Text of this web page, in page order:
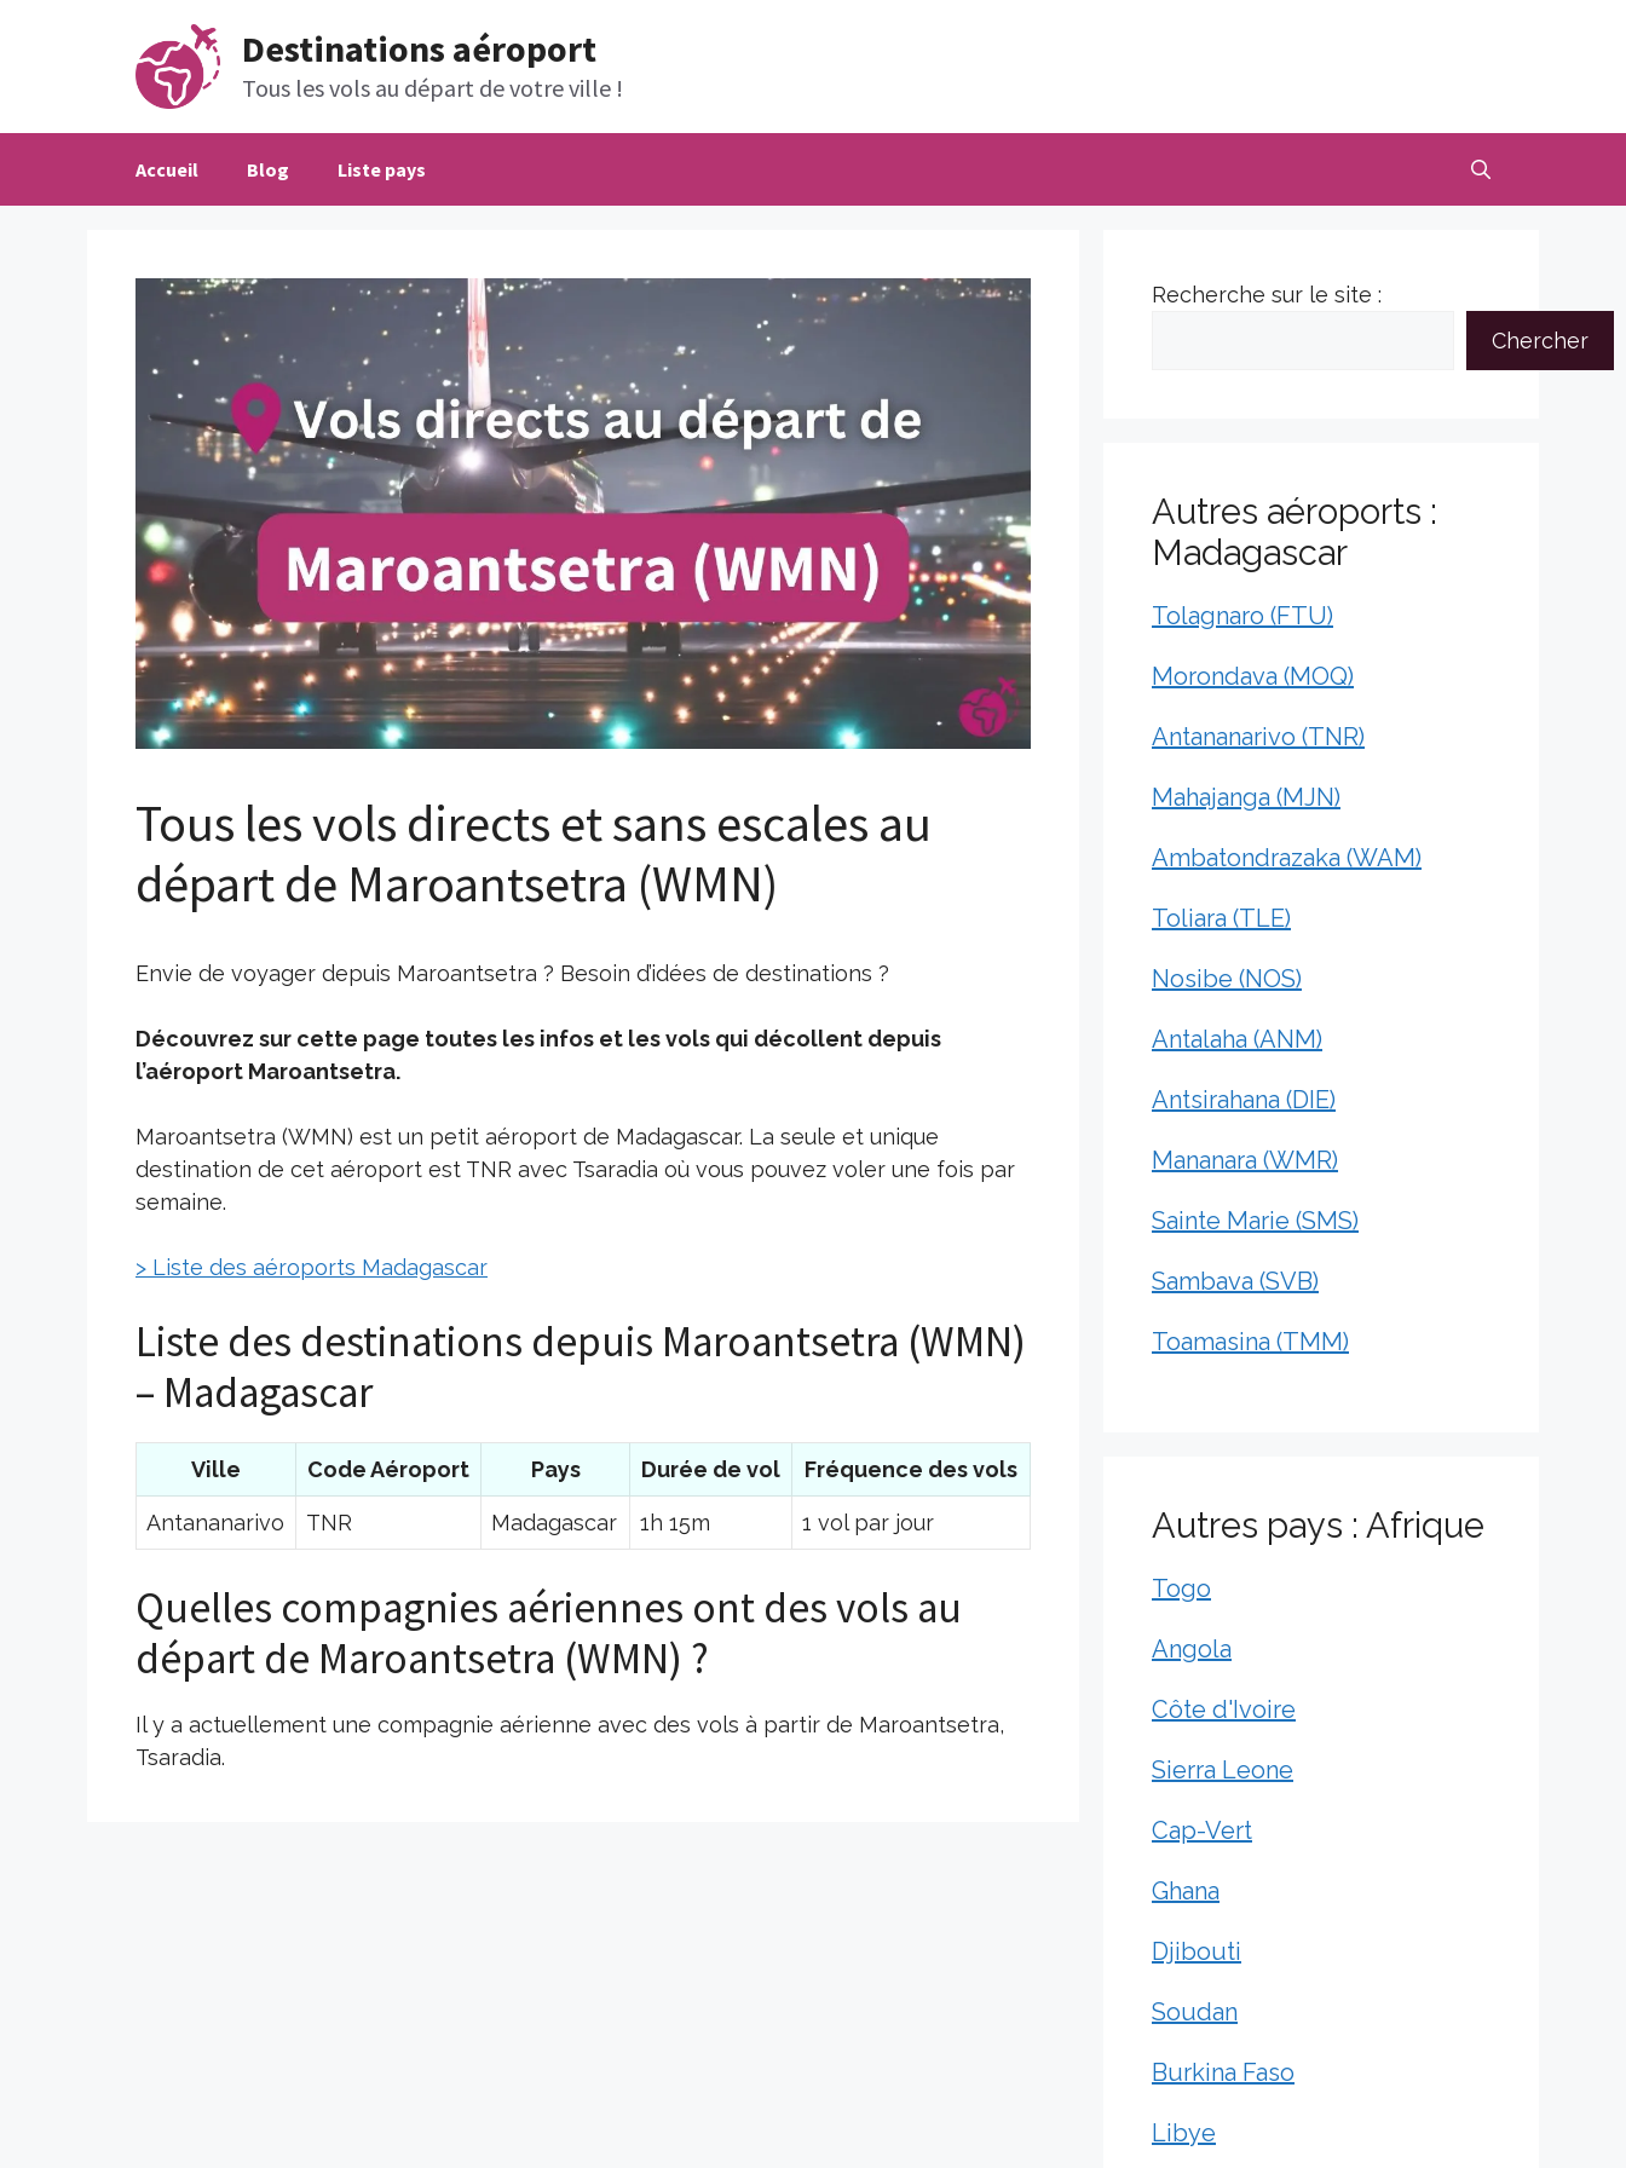
Destinations aéroport
Tous les vols au départ de votre ville !
Accueil Blog Liste pays
Tous les vols directs et sans escales au
départ de Maroantsetra (WMN)
Envie de voyager depuis Maroantsetra ? Besoin d’idées de destinations ?
Découvrez sur cette page toutes les infos et les vols qui décollent depuis
l’aéroport Maroantsetra.
Maroantsetra (WMN) est un petit aéroport de Madagascar. La seule et unique
destination de cet aéroport est TNR avec Tsaradia où vous pouvez voler une fois par
semaine.
> Liste des aéroports Madagascar
Liste des destinations depuis Maroantsetra (WMN)
– Madagascar
Ville Code Aéroport Pays Durée de vol Fréquence des vols
Antananarivo TNR Madagascar 1h 15m 1 vol par jour
Quelles compagnies aériennes ont des vols au
départ de Maroantsetra (WMN) ?
Il y a actuellement une compagnie aérienne avec des vols à partir de Maroantsetra,
Tsaradia.
Recherche sur le site :
Chercher
Autres aéroports :
Madagascar
Tolagnaro (FTU)
Morondava (MOQ)
Antananarivo (TNR)
Mahajanga (MJN)
Ambatondrazaka (WAM)
Toliara (TLE)
Nosibe (NOS)
Antalaha (ANM)
Antsirahana (DIE)
Mananara (WMR)
Sainte Marie (SMS)
Sambava (SVB)
Toamasina (TMM)
Autres pays : Afrique
Togo
Angola
Côte d'Ivoire
Sierra Leone
Cap-Vert
Ghana
Djibouti
Soudan
Burkina Faso
Libye